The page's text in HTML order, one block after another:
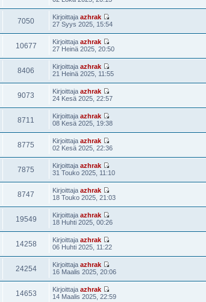
7050 Kirjoittaja azhrak
27 Syys 2025, 15:54
10677 Kirjoittaja azhrak
27 Heinä 2025, 20:50
8406 Kirjoittaja azhrak
21 Heinä 2025, 11:55
9073 Kirjoittaja azhrak
24 Kesä 2025, 22:57
8711 Kirjoittaja azhrak
08 Kesä 2025, 19:38
8775 Kirjoittaja azhrak
02 Kesä 2025, 22:36
7875 Kirjoittaja azhrak
31 Touko 2025, 11:10
8747 Kirjoittaja azhrak
18 Touko 2025, 21:03
19549 Kirjoittaja azhrak
18 Huhti 2025, 00:26
14258 Kirjoittaja azhrak
06 Huhti 2025, 11:22
24254 Kirjoittaja azhrak
16 Maalis 2025, 20:06
14653 Kirjoittaja azhrak
14 Maalis 2025, 22:59